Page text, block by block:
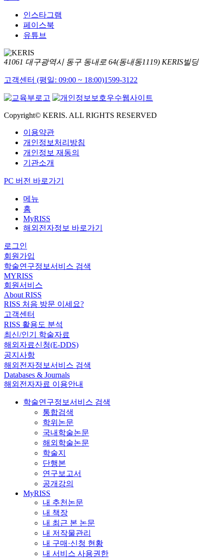
인스타그램
페이스북
유튜브
41061 대구광역시 동구 동내로 64(동내동1119) KERIS빌딩
고객센터 (평일: 09:00 ~ 18:00)1599-3122
Copyright© KERIS. ALL RIGHTS RESERVED
이용약관
개인정보처리방침
개인정보 재동의
기관소개
PC 버전 바로가기
메뉴
홈
MyRISS
해외전자정보 바로가기
로그인
회원가입
학술연구정보서비스 검색
MYRISS
회원서비스
About RISS
RISS 처음 방문 이세요?
고객센터
RISS 활용도 분석
최신/인기 학술자료
해외자료신청(E-DDS)
공지사항
해외전자정보서비스 검색
Databases & Journals
해외전자자료 이용안내
학술연구정보서비스 검색
통합검색
학위논문
국내학술논문
해외학술논문
학술지
단행본
연구보고서
공개강의
MyRISS
내 추천논문
내 책장
내 최근 본 논문
내 저작물관리
내 구매·신청 현황
내 서비스 사용권한